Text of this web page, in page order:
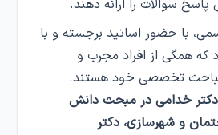
سوالات را ارائه دهند.
با حضور اساتید برجسته و با
که همگی از افراد مجرب و
تخصصی خود هستند.
خدامی در مبحث دانش
و شهرسازی، دکتر